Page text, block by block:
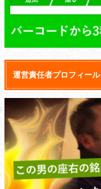
運営責任者プロフィール